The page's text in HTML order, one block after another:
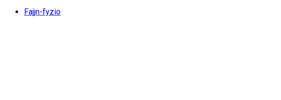
Fajjn-fyzio